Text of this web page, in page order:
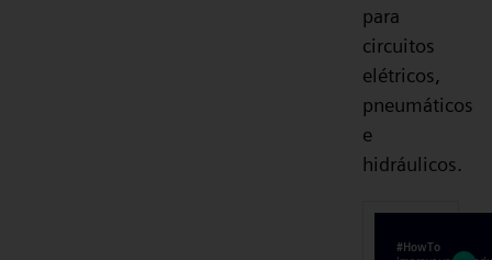
para
circuitos
elétricos,
pneumáticos
e
hidráulicos.